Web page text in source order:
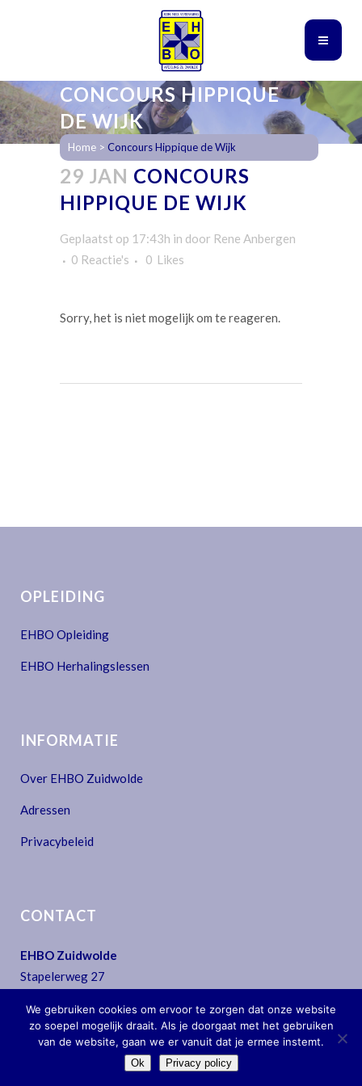
CONCOURS HIPPIQUE
DE WIJK
Home > Concours Hippique de Wijk
29 JAN CONCOURS
HIPPIQUE DE WIJK
Geplaatst op 17:43h in door Rene Anbergen
0 Reactie's
0 Likes
Sorry, het is niet mogelijk om te reageren.
OPLEIDING
EHBO Opleiding
EHBO Herhalingslessen
INFORMATIE
Over EHBO Zuidwolde
Adressen
Privacybeleid
CONTACT
EHBO Zuidwolde
Stapelerweg 27
T:0522 - 44 30 07
secretariaat@ehbo-zuidwolde.nl
We gebruiken cookies om ervoor te zorgen dat onze website
zo soepel mogelijk draait. Als je doorgaat met het gebruiken
van de website, gaan we er vanuit dat je ermee instemt.
Ok Privacy policy